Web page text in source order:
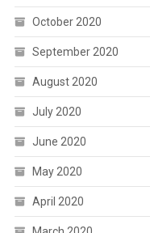
October 2020
September 2020
August 2020
July 2020
June 2020
May 2020
April 2020